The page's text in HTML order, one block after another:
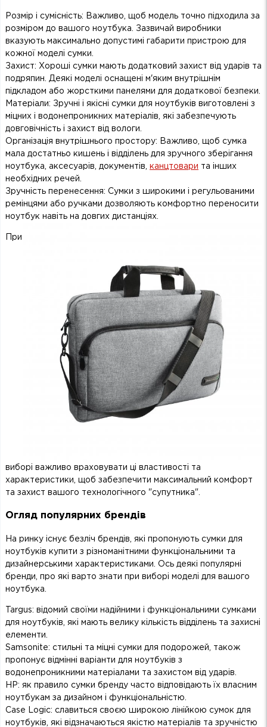
Розмір і сумісність: Важливо, щоб модель точно підходила за
розміром до вашого ноутбука. Зазвичай виробники
вказують максимально допустимі габарити пристрою для
кожної моделі сумки.
Захист: Хороші сумки мають додатковий захист від ударів та
подряпин. Деякі моделі оснащені м'яким внутрішнім
підкладом або жорсткими панелями для додаткової безпеки.
Матеріали: Зручні і якісні сумки для ноутбуків виготовлені з
міцних і водонепроникних матеріалів, які забезпечують
довговічність і захист від вологи.
Організація внутрішнього простору: Важливо, щоб сумка
мала достатньо кишень і відділень для зручного зберігання
ноутбука, аксесуарів, документів, канцтовари та інших
необхідних речей.
Зручність перенесення: Сумки з широкими і регульованими
ремінцями або ручками дозволяють комфортно переносити
ноутбук навіть на довгих дистанціях.
При
виборі важливо враховувати ці властивості та
характеристики, щоб забезпечити максимальний комфорт
та захист вашого технологічного "супутника".
Огляд популярних брендів
На ринку існує безліч брендів, які пропонують сумки для
ноутбуків купити з різноманітними функціональними та
дизайнерськими характеристиками. Ось деякі популярні
бренди, про які варто знати при виборі моделі для вашого
ноутбука.
Targus: відомий своїми надійними і функціональними сумками
для ноутбуків, які мають велику кількість відділень та захисні
елементи.
Samsonite: стильні та міцні сумки для подорожей, також
пропонує відмінні варіанти для ноутбуків з
водонепроникними матеріалами та захистом від ударів.
HP: як правило сумки бренду часто відповідають їх власним
ноутбукам за дизайном і функціональністю.
Case Logic: славиться своєю широкою лінійкою сумок для
ноутбуків, які відзначаються якістю матеріалів та зручністю